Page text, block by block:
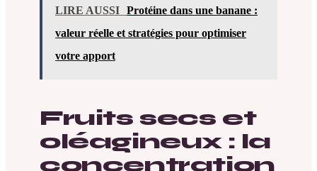
LIRE AUSSI Protéine dans une banane :
valeur réelle et stratégies pour optimiser
votre apport
Fruits secs et
oléagineux : la
concentration